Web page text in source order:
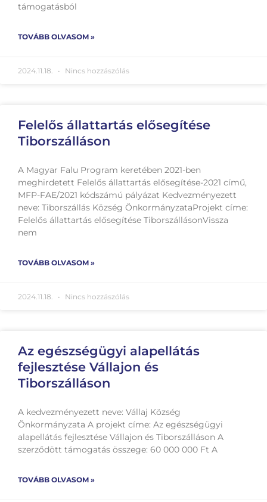
támogatásból
TOVÁBB OLVASOM »
2024.11.18. Nincs hozzászólás
Felelős állattartás elősegítése
Tiborszálláson
A Magyar Falu Program keretében 2021-ben
meghirdetett Felelős állattartás elősegítése-2021 című,
MFP-FAE/2021 kódszámú pályázat Kedvezményezett
neve: Tiborszállás Község ÖnkormányzataProjekt címe:
Felelős állattartás elősegítése TiborszállásonVissza
nem
TOVÁBB OLVASOM »
2024.11.18. Nincs hozzászólás
Az egészségügyi alapellátás
fejlesztése Vállajon és
Tiborszálláson
A kedvezményezett neve: Vállaj Község
Önkormányzata A projekt címe: Az egészségügyi
alapellátás fejlesztése Vállajon és Tiborszálláson A
szerződött támogatás összege: 60 000 000 Ft A
TOVÁBB OLVASOM »